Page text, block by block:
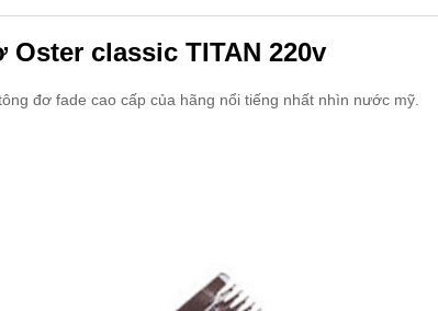
Oster classic TITAN 220v
đơ fade cao cấp của hãng nổi tiếng nhất nhìn nước mỹ.